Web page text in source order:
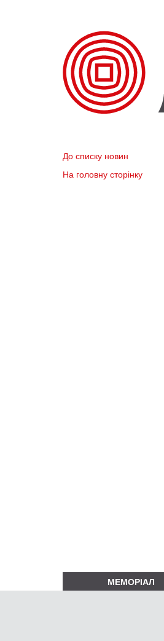
До списку новин
На головну сторінку
МЕМОРІАЛ